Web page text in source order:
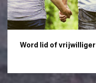
Word lid of vrijwilliger